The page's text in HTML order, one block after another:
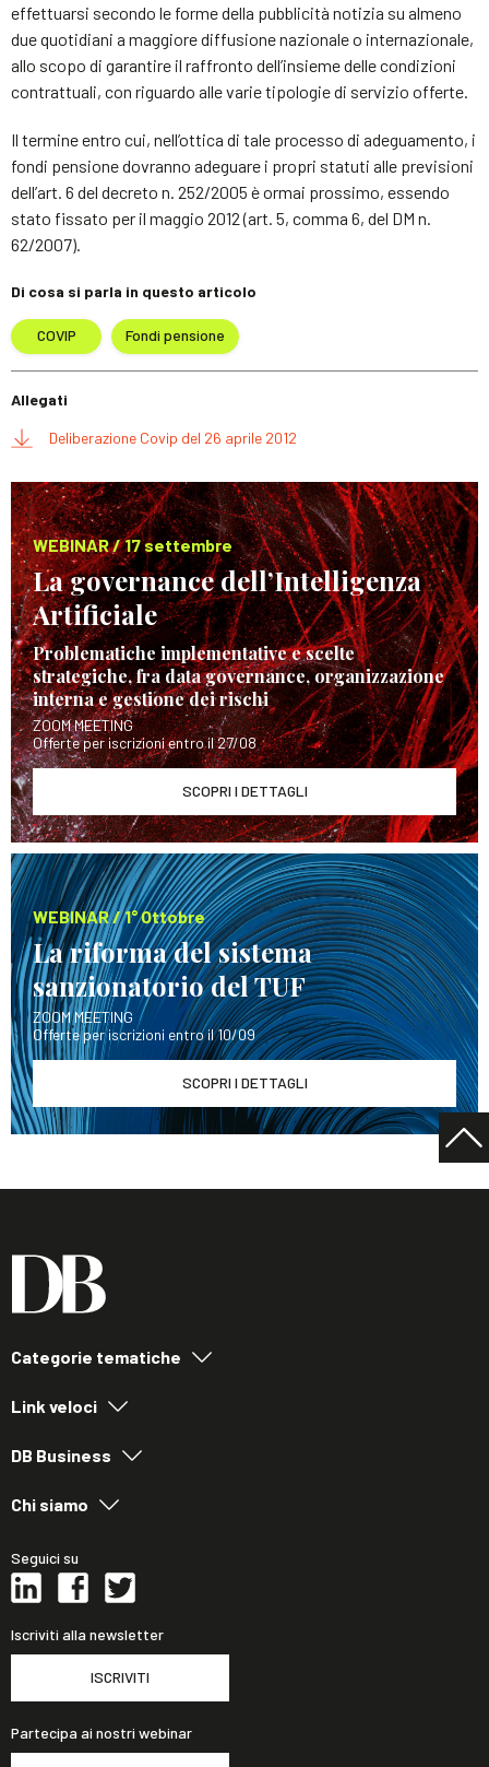
effettuarsi secondo le forme della pubblicità notizia su almeno
due quotidiani a maggiore diffusione nazionale o internazionale,
allo scopo di garantire il raffronto dell’insieme delle condizioni
contrattuali, con riguardo alle varie tipologie di servizio offerte.
Il termine entro cui, nell’ottica di tale processo di adeguamento, i
fondi pensione dovranno adeguare i propri statuti alle previsioni
dell’art. 6 del decreto n. 252/2005 è ormai prossimo, essendo
stato fissato per il maggio 2012 (art. 5, comma 6, del DM n.
62/2007).
Di cosa si parla in questo articolo
COVIP Fondi pensione
Allegati
Deliberazione Covip del 26 aprile 2012
WEBINAR / 17 settembre
La governance dell’Intelligenza
Artificiale
Problematiche implementative e scelte
strategiche, fra data governance, organizzazione
interna e gestione dei rischi
ZOOM MEETING
Offerte per iscrizioni entro il 27/08
SCOPRI I DETTAGLI
WEBINAR / 1° Ottobre
La riforma del sistema
sanzionatorio del TUF
ZOOM MEETING
Offerte per iscrizioni entro il 10/09
SCOPRI I DETTAGLI
Categorie tematiche
Link veloci
DB Business
Chi siamo
Seguici su
Iscriviti alla newsletter
ISCRIVITI
Partecipa ai nostri webinar